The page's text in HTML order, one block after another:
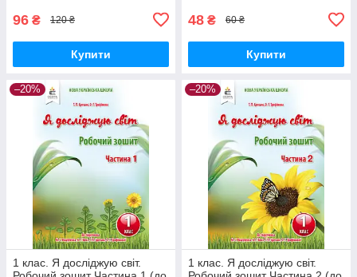
96 ₴ 120 ₴
Купити
48 ₴ 60 ₴
Купити
–20%
1 клас. Я досліджую світ.
–20%
1 клас. Я досліджую світ.